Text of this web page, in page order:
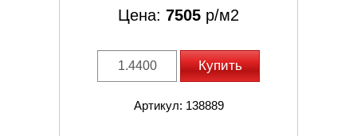
Цена: 7505 р/м2
Купить
Артикул: 138889